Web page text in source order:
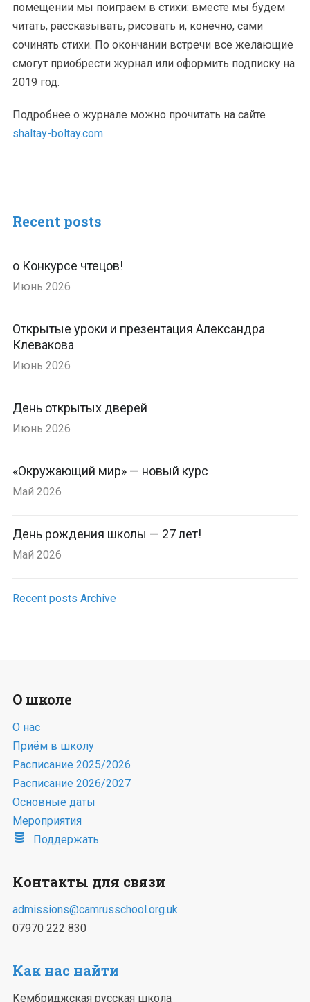
помещении мы поиграем в стихи: вместе мы будем
читать, рассказывать, рисовать и, конечно, сами
сочинять стихи. По окончании встречи все желающие
смогут приобрести журнал или оформить подписку на
2019 год.
Подробнее о журнале можно прочитать на сайте
shaltay-boltay.com
Recent posts
о Конкурсе чтецов!
Июнь 2026
Открытые уроки и презентация Александра
Клевакова
Июнь 2026
День открытых дверей
Июнь 2026
«Окружающий мир» — новый курс
Май 2026
День рождения школы — 27 лет!
Май 2026
Recent posts Archive
О школе
О нас
Приём в школу
Расписание 2025/2026
Расписание 2026/2027
Основные даты
Мероприятия
Поддержать
Контакты для связи
admissions@camrusschool.org.uk
07970 222 830
Как нас найти
Кембриджская русская школа